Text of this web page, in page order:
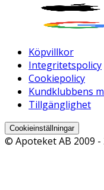
Köpvillkor
Integritetspolicy
Cookiepolicy
Kundklubbens
Tillgänglighet
Cookieinställningar
© Apoteket AB 2009 -